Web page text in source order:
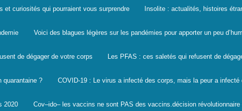
et curiosités qui pourraient vous surprendre Insolite : actualités, histoires
Voici des blagues légères sur les pandémies pour apporter un peu
de dégager de votre corps Les PFAS : ces saletés qui refusent de
quarantaine ? COVID-19 : Le virus a infecté des corps, mais la peur a infecté
2020 Cov–ido– les vaccins ne sont PAS des vaccins.décision